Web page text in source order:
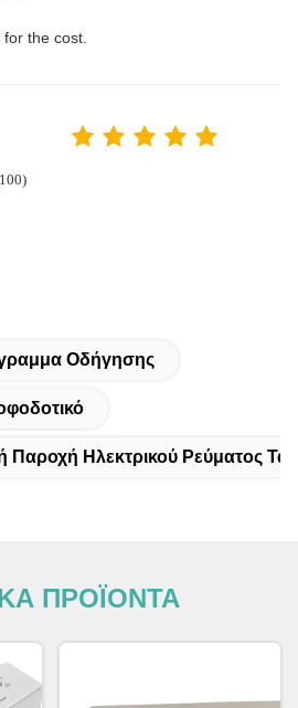
the cost.
Οδήγησης
Παροχή Ηλεκτρικού Ρεύματος
ΠΡΟΪΟΝΤΑ